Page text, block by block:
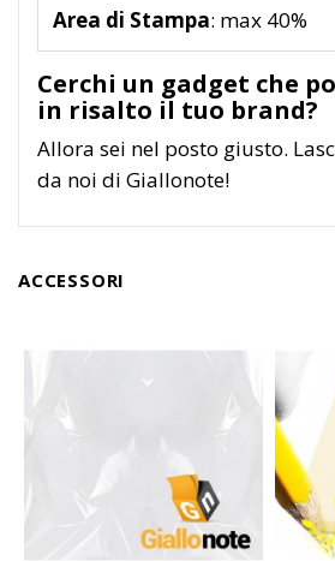
Area di Stampa: max 40%
Cerchi un gadget che
in risalto il tuo brand?
Allora sei nel posto giusto.
da noi di Giallonote!
ACCESSORI